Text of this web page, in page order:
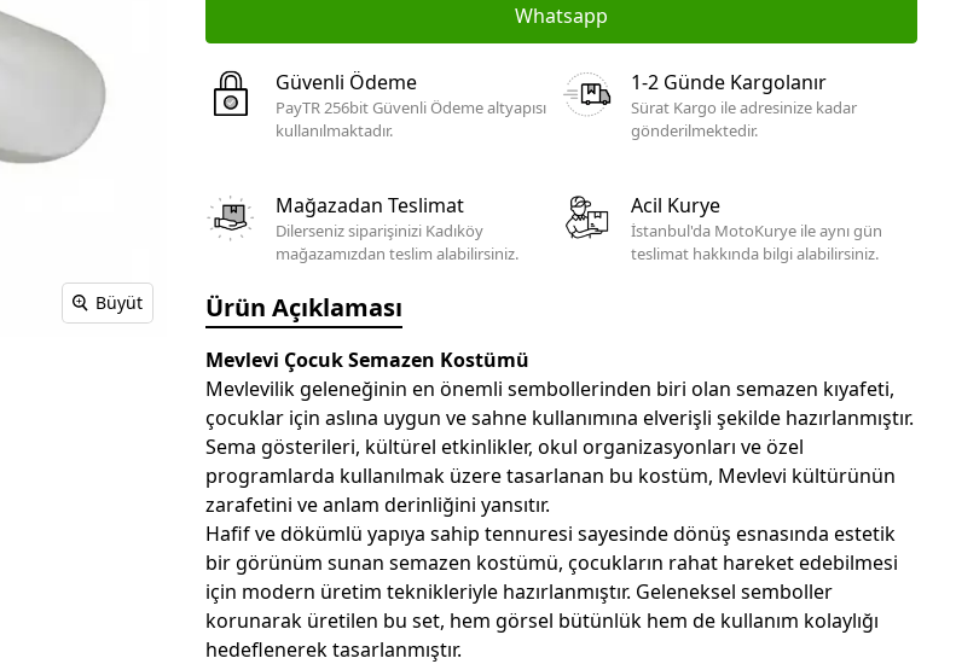
Büyüt
Whatsapp
Güvenli Ödeme
PayTR 256bit Güvenli Ödeme altyapısı
kullanılmaktadır.
1-2 Günde Kargolanır
Sürat Kargo ile adresinize kadar
gönderilmektedir.
Mağazadan Teslimat
Dilerseniz siparişinizi Kadıköy
mağazamızdan teslim alabilirsiniz.
Acil Kurye
İstanbul'da MotoKurye ile aynı gün
teslimat hakkında bilgi alabilirsiniz.
Ürün Açıklaması
Mevlevi Çocuk Semazen Kostümü
Mevlevilik geleneğinin en önemli sembollerinden biri olan semazen kıyafeti,
çocuklar için aslına uygun ve sahne kullanımına elverişli şekilde hazırlanmıştır.
Sema gösterileri, kültürel etkinlikler, okul organizasyonları ve özel
programlarda kullanılmak üzere tasarlanan bu kostüm, Mevlevi kültürünün
zarafetini ve anlam derinliğini yansıtır.
Hafif ve dökümlü yapıya sahip tennuresi sayesinde dönüş esnasında estetik
bir görünüm sunan semazen kostümü, çocukların rahat hareket edebilmesi
için modern üretim teknikleriyle hazırlanmıştır. Geleneksel semboller
korunarak üretilen bu set, hem görsel bütünlük hem de kullanım kolaylığı
hedeflenerek tasarlanmıştır.